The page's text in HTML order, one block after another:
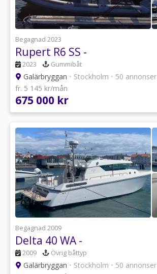
Begagnad 2023
Rupert R6 SS -
2023 Gummibåt
Galärbryggan • Stockholm • 50 annonser
fr. 5 145 kr/mån
675 000 kr
Begagnad 2009
Delta 40 WA -
2009 Övrig båttyp
Galärbryggan • Stockholm • 50 annonser